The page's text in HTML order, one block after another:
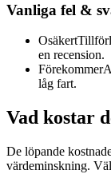
Vanliga fel &
Osäkert
en recension.
Förekommer
låg fart.
Vad kostar
De löpande
värdeminskning.